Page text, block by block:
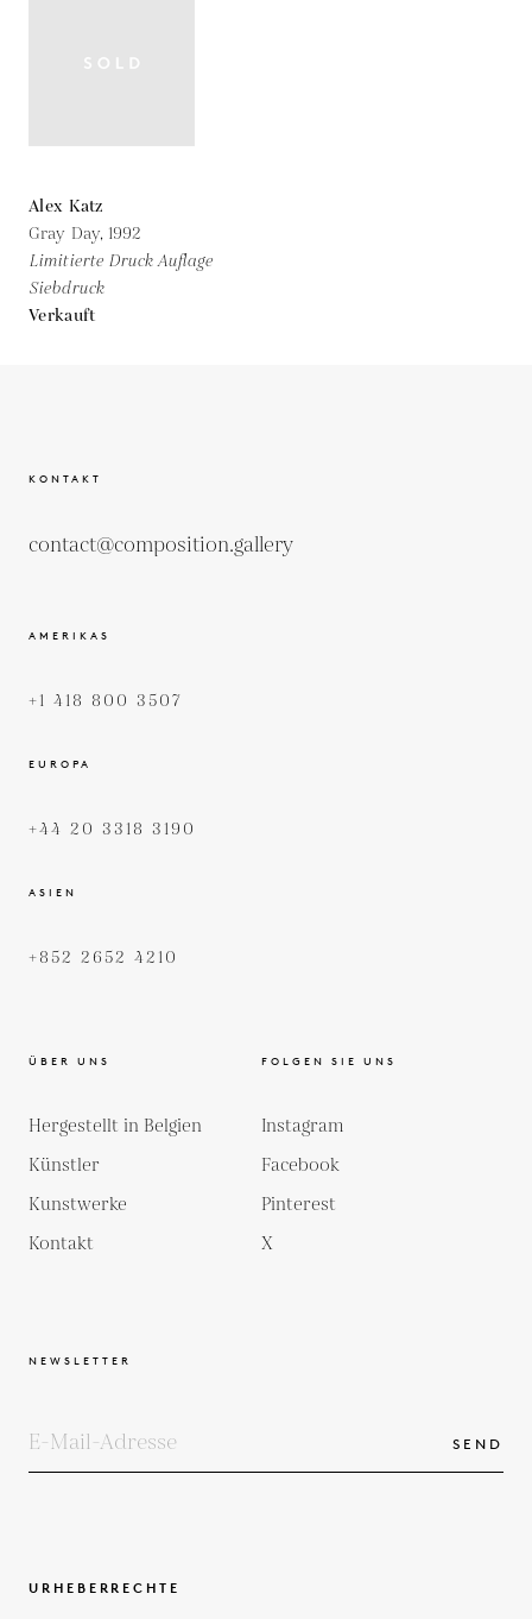
Alex Katz
Gray Day, 1992
Limitierte Druck Auflage
Siebdruck
Verkauft
KONTAKT
contact@composition.gallery
AMERIKAS
+1 418 800 3507
EUROPA
+44 20 3318 3190
ASIEN
+852 2652 4210
ÜBER UNS
Hergestellt in Belgien
Künstler
Kunstwerke
Kontakt
FOLGEN SIE UNS
Instagram
Facebook
Pinterest
X
NEWSLETTER
SEND
URHEBERRECHTE